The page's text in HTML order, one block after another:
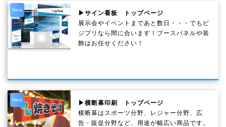
New
▶サイン看板 トップページ
展示会やイベントまであと数日・・・でもビ
ジプリなら間に合います！ブースパネルや装
飾はお任せください！
New
▶横断幕印刷 トップページ
横断幕はスポーツ分野、レジャー分野、広
告・販促分野など、用途が幅広い商品です。